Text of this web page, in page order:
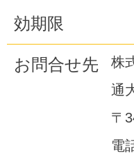
効期限
お問合せ先
株
通
〒
電